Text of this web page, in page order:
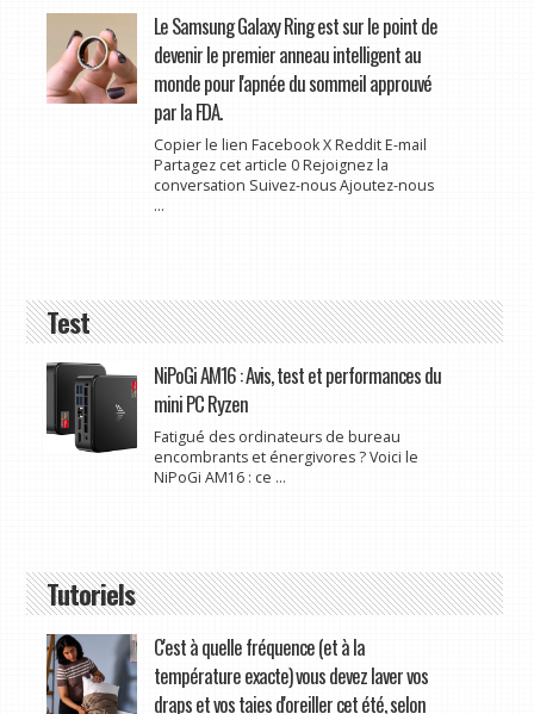
Le Samsung Galaxy Ring est sur le point de
devenir le premier anneau intelligent au
monde pour l'apnée du sommeil approuvé
par la FDA.
Copier le lien Facebook X Reddit E-mail
Partagez cet article 0 Rejoignez la
conversation Suivez-nous Ajoutez-nous
...
Test
NiPoGi AM16 : Avis, test et performances du
mini PC Ryzen
Fatigué des ordinateurs de bureau
encombrants et énergivores ? Voici le
NiPoGi AM16 : ce ...
Tutoriels
C'est à quelle fréquence (et à la
température exacte) vous devez laver vos
draps et vos taies d'oreiller cet été, selon